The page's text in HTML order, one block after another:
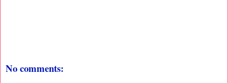
No comments: